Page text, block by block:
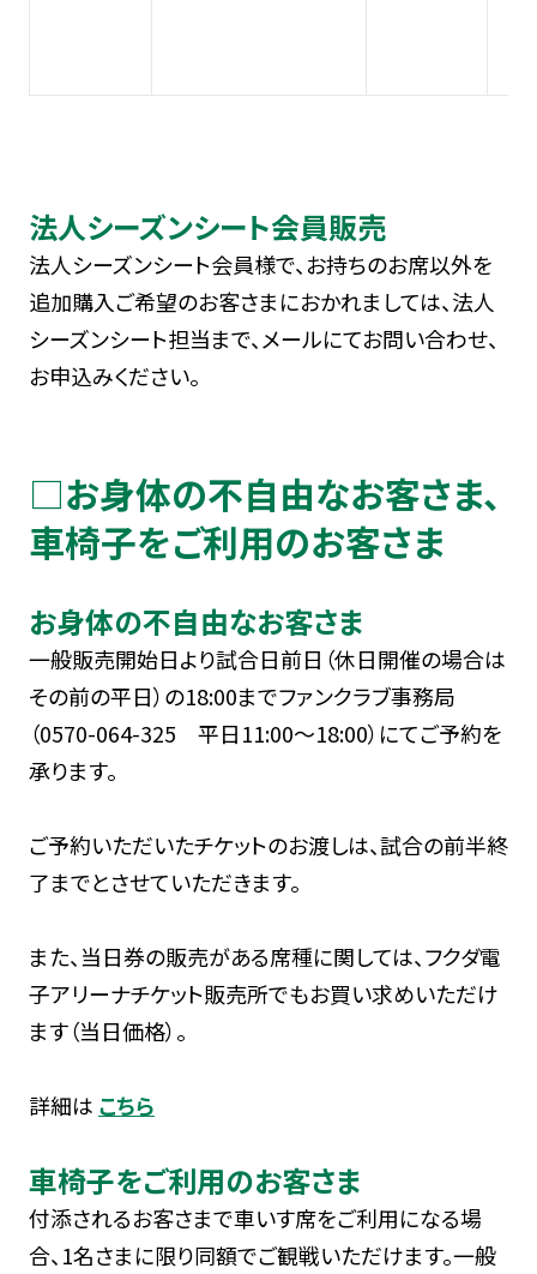
法人シーズンシート会員販売
法人シーズンシート会員様で、お持ちのお席以外を
追加購入ご希望のお客さまにおかれましては、法人
シーズンシート担当まで、メールにてお問い合わせ、
お申込みください。
□お身体の不自由なお客さま、
車椅子をご利用のお客さま
お身体の不自由なお客さま
一般販売開始日より試合日前日（休日開催の場合は
その前の平日）の18:00までファンクラブ事務局
（0570-064-325 平日11:00～18:00）にてご予約を
承ります。
ご予約いただいたチケットのお渡しは、試合の前半終
了までとさせていただきます。
また、当日券の販売がある席種に関しては、フクダ電
子アリーナチケット販売所でもお買い求めいただけ
ます（当日価格）。
詳細は こちら
車椅子をご利用のお客さま
付添されるお客さまで車いす席をご利用になる場
合、1名さまに限り同額でご観戦いただけます。一般